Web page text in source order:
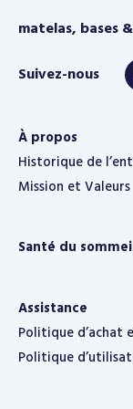
matelas, bases
À propos
Historique de
Mission et Valeurs
Santé du
Assistance
Politique d’achat
Politique